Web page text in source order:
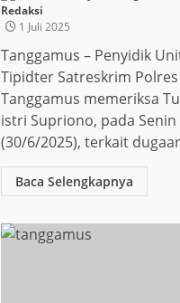
Redaksi
1 Juli 2025
Tanggamus – Penyidik
Tipidter Satreskrim Polres
Tanggamus memeriksa
istri Supriono, pada Senin
(30/6/2025), terkait
Baca Selengkapnya